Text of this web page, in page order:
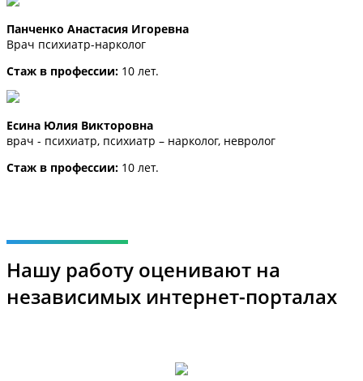
Панченко Анастасия Игоревна
Врач психиатр-нарколог
Стаж в профессии: 10 лет.
Есина Юлия Викторовна
врач - психиатр, психиатр – нарколог, невролог
Стаж в профессии: 10 лет.
Нашу работу оценивают на
независимых интернет-порталах